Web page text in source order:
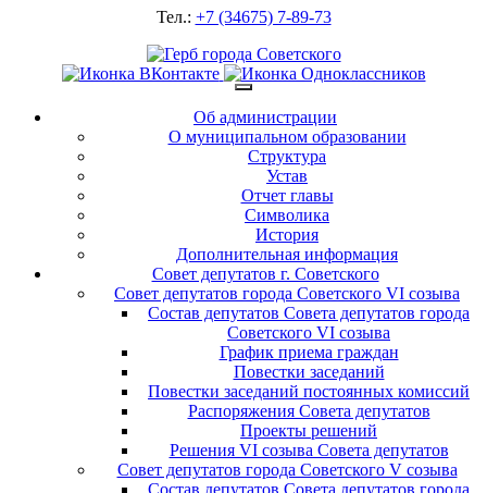
Тел.: +7 (34675) 7-89-73
Об администрации
О муниципальном образовании
Структура
Устав
Отчет главы
Символика
История
Дополнительная информация
Совет депутатов г. Советского
Совет депутатов города Советского VI созыва
Состав депутатов Совета депутатов города
Советского VI созыва
График приема граждан
Повестки заседаний
Повестки заседаний постоянных комиссий
Распоряжения Совета депутатов
Проекты решений
Решения VI созыва Совета депутатов
Совет депутатов города Советского V созыва